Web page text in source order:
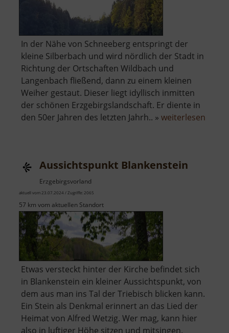
In der Nähe von Schneeberg entspringt der
kleine Silberbach und wird nördlich der Stadt in
Richtung der Ortschaften Wildbach und
Langenbach fließend, dann zu einem kleinen
Weiher gestaut. Dieser liegt idyllisch inmitten
der schönen Erzgebirgslandschaft. Er diente in
den 50er Jahren des letzten Jahrh.. » weiterlesen
Aussichtspunkt Blankenstein
Erzgebirgsvorland
aktuell vom 23.07.2024 / Zugriffe: 2065
57 km vom aktuellen Standort
Etwas versteckt hinter der Kirche befindet sich
in Blankenstein ein kleiner Aussichtspunkt, von
dem aus man ins Tal der Triebisch blicken kann.
Ein Stein als Denkmal erinnert an das Lied der
Heimat von Alfred Wetzig. Wer mag, kann hier
also in luftiger Höhe sitzen und mitsingen.